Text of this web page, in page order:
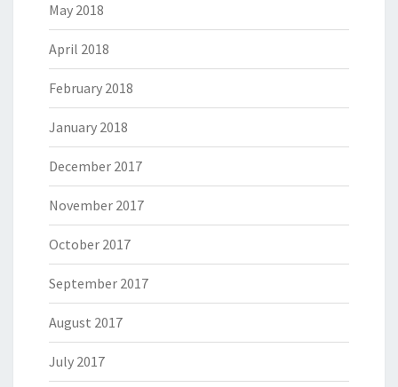
May 2018
April 2018
February 2018
January 2018
December 2017
November 2017
October 2017
September 2017
August 2017
July 2017